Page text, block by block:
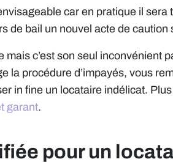
car en pratique il sera
de bail un nouvel acte de caution
mais c’est son seul inconvénient
la procédure d’impayés, vous
in fine un locataire indélicat. Plus
garant.
pour un